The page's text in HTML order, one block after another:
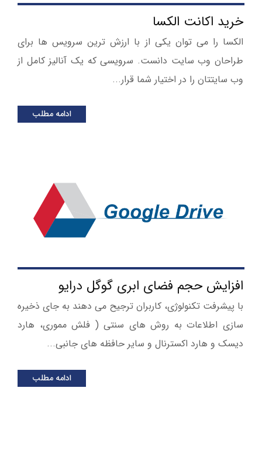
خرید اکانت الکسا
الکسا را می توان یکی از با ارزش ترین سرویس ها برای
طراحان وب سایت دانست. سرویسی که یک آنالیز کامل از
وب سایتتان را در اختیار شما قرار...
ادامه مطلب
افزایش حجم فضای ابری گوگل درایو
با پیشرفت تکنولوژی، کاربران ترجیح می دهند به جای ذخیره
سازی اطلاعات به روش های سنتی ( فلش مموری، هارد
دیسک و هارد اکسترنال و سایر حافظه های جانبی...
ادامه مطلب